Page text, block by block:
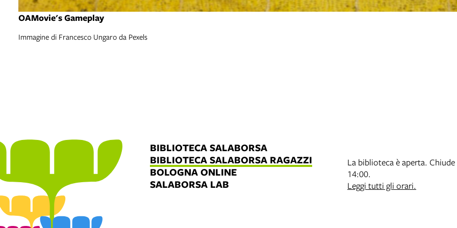
OAMovie's Gameplay
Immagine di Francesco Ungaro da Pexels
BIBLIOTECA SALABORSA
BIBLIOTECA SALABORSA RAGAZZI
BOLOGNA ONLINE
SALABORSA LAB
La biblioteca è aperta. Chiude
14:00.
Leggi tutti gli orari.